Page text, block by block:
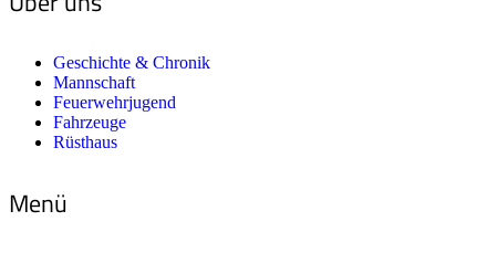
Geschichte & Chronik
Mannschaft
Feuerwehrjugend
Fahrzeuge
Rüsthaus
Menü